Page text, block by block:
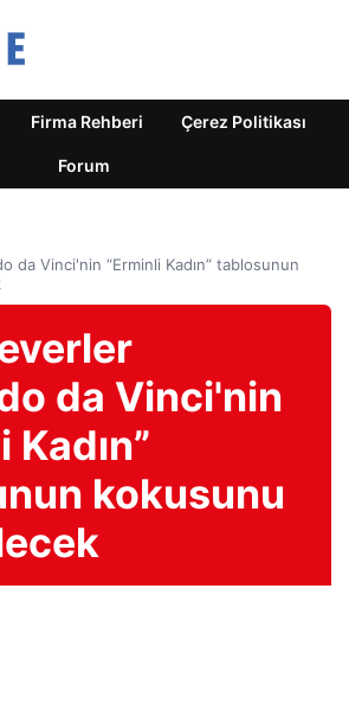
Firma Rehberi Çerez Politikası
Forum
da Vinci'nin “Erminli Kadın” tablosunun
da Vinci'nin
Kadın”
kokusunu